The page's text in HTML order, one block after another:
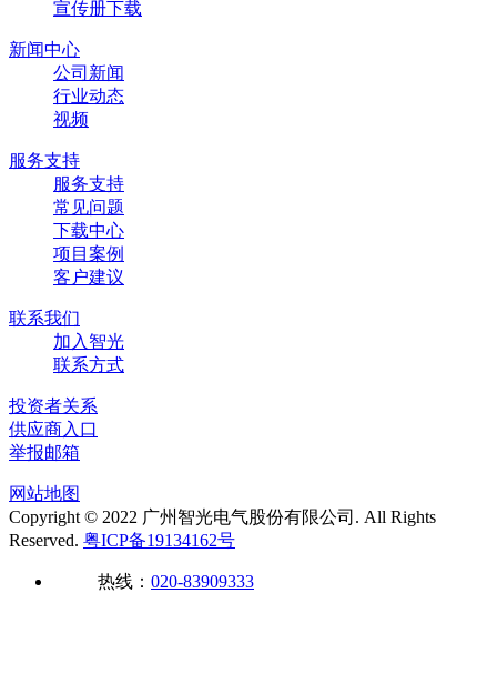
宣传册下载
新闻中心
公司新闻
行业动态
视频
服务支持
服务支持
常见问题
下载中心
项目案例
客户建议
联系我们
加入智光
联系方式
投资者关系
供应商入口
举报邮箱
网站地图
Copyright © 2022 广州智光电气股份有限公司. All Rights
Reserved. 粤ICP备19134162号
热线： 020-83909333